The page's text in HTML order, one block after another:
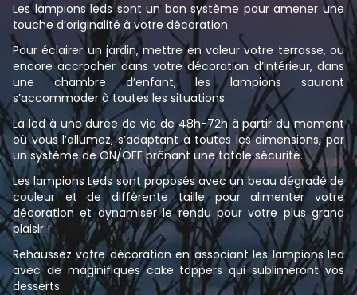
Les lampions leds sont un bon système pour amener une
touche d’originalité à votre décoration.
Pour éclairer un jardin, mettre en valeur votre terrasse, ou
encore accrocher dans votre décoration d’intérieur, dans
une chambre d’enfant, les lampions sauront
s’accommoder à toutes les situations.
La led à une durée de vie de 48h-72h à partir du moment
où vous l’allumez, s’adaptant à toutes les dimensions, par
un système de ON/OFF prônant une totale sécurité.
Les lampions Leds sont proposés avec un beau dégradé de
couleur et de différente taille pour alimenter votre
décoration et dynamiser le rendu pour votre plus grand
plaisir !
Rehaussez votre décoration en associant les lampions led
avec de maginifiques cake toppers qui sublimeront vos
desserts.